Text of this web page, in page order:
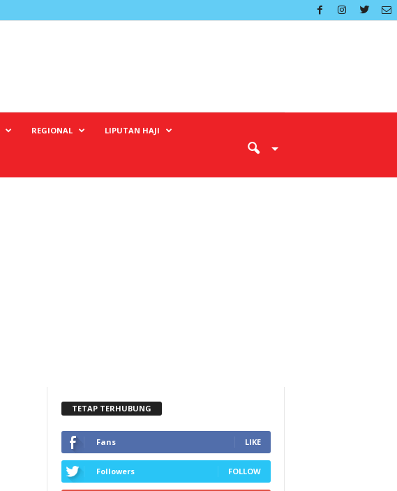
REGIONAL LIPUTAN HAJI
TETAP TERHUBUNG
Fans LIKE
Followers FOLLOW